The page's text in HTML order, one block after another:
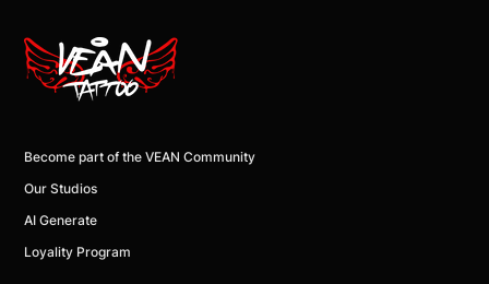
Become part of the VEAN Community
Our Studios
AI Generate
Loyality Program